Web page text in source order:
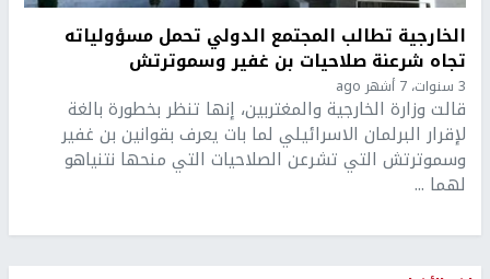
الخارجية تطالب المجتمع الدولي تحمل مسؤولياته
تجاه شرعنة صلاحيات بن غفير وسموترتش
3 سنوات، 7 أشهر ago
قالت وزارة الخارجية والمغتربين، إنها تنظر بخطورة بالغة
لإقرار البرلمان الاسرائيلي لما بات يعرف بقوانين بن غفير
وسموترتش التي تشرعن الصلاحيات التي منحها نتنياهو
لهما ...